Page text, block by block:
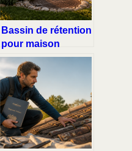
Bassin de rétention
pour maison
individuelle : 3
étapes clés pour
sécuriser votre
terrain et respecter
le PLU